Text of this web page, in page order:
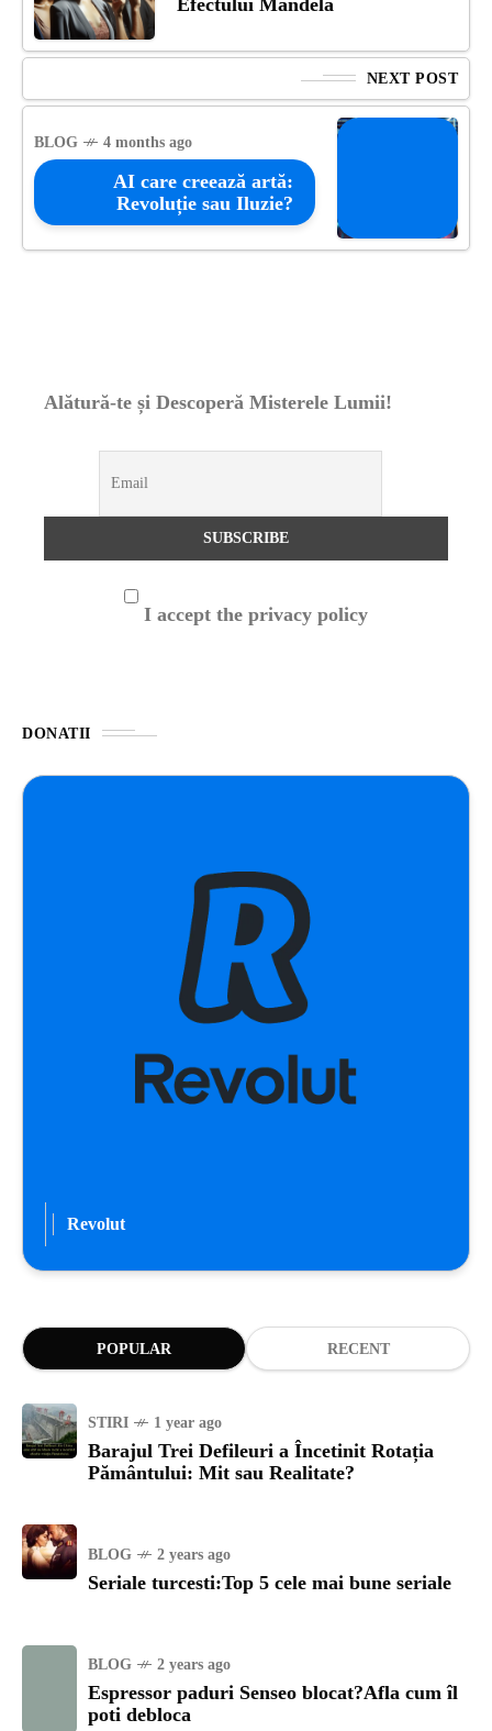
NEXT POST
BLOG 4 months ago
AI care creează artă:
Revoluție sau Iluzie?
Alătură-te și Descoperă Misterele Lumii!
I accept the privacy policy
DONATII
Revolut
POPULAR RECENT
STIRI 1 year ago
Barajul Trei Defileuri a Încetinit Rotația
Pământului: Mit sau Realitate?
BLOG 2 years ago
Seriale turcesti:Top 5 cele mai bune seriale
BLOG 2 years ago
Espressor paduri Senseo blocat?Afla cum îl
poti debloca